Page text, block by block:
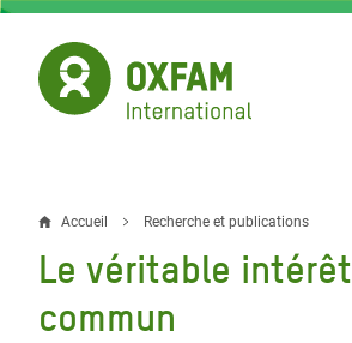
Aller
contenu
principal
Fil
d'Ariane
Accueil Recherche et publications
Le véritable intérêt
commun